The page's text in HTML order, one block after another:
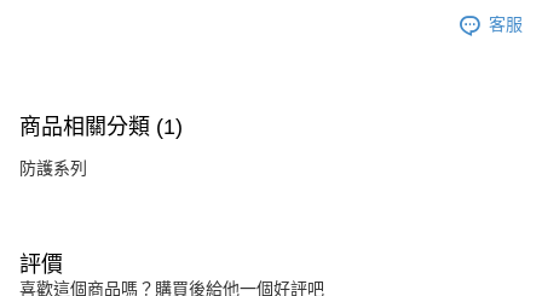
客服
商品相關分類 (1)
防護系列
評價
喜歡這個商品嗎？購買後給他一個好評吧